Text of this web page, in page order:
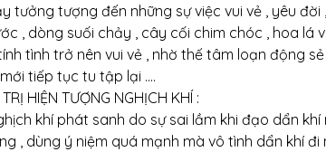
tưởng tượng đến những sự việc vui vẻ , yêu đời
, dòng suối chảy , cây cối chim chóc , hoa lá
tình trở nên vui vẻ , nhờ thế tâm loạn động
tiếp tục tu tập lại ....
HIỆN TƯỢNG NGHỊCH KHÍ :
khí phát sanh do sự sai lầm khi đạo dẩn
, dùng ý niệm quá mạnh mà vô tình dẩn khí